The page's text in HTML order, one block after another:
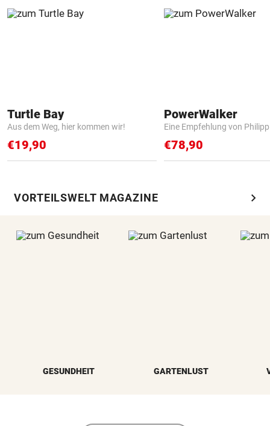
Turtle Bay
Aus dem Weg, hier kommen wir!
€19,90
PowerWalker
Eine Empfehlung von
€78,90
VORTEILSWELT MAGAZINE chevron_right
GESUNDHEIT GARTENLUST